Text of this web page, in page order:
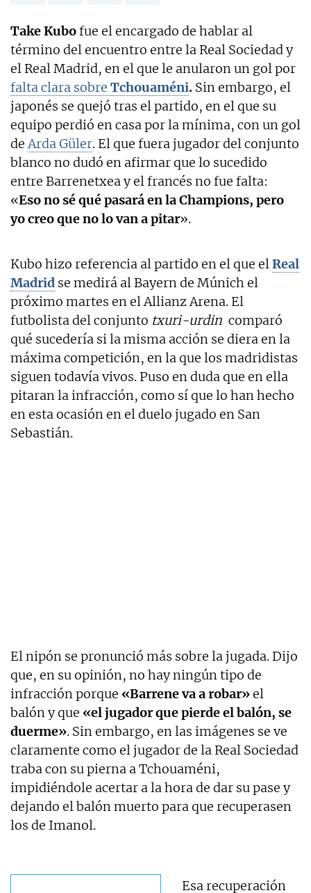
Take Kubofue el encargado de hablar al
término del encuentro entre la Real Sociedad y
el Real Madrid, en el que le anularon un gol por
falta clara sobre Tchouaméni. Sin embargo, el
japonés se quejó tras el partido, en el que su
equipo perdió en casa por la mínima, con un gol
deArda Güler. El que fuera jugador del conjunto
blanco no dudó en afirmar que lo sucedido
entre Barrenetxea y el francés no fue falta:
«Eso no sé qué pasará en la Champions, pero
yo creo que no lo van a pitar».
Kubo hizo referencia al partido en el que elReal
Madrid se medirá al Bayern de Múnich el
próximo martes en el Allianz Arena. El
futbolista del conjunto txuri-urdin comparó
qué sucedería si la misma acción se diera en la
máxima competición, en la que los madridistas
siguen todavía vivos. Puso en duda que en ella
pitaran la infracción, como sí que lo han hecho
en esta ocasión en el duelo jugado en San
Sebastián.
El nipón se pronunció más sobre la jugada. Dijo
que, en su opinión, no hay ningún tipo de
infracción porque «Barrene va a robar»el
balón y que «el jugador que pierde el balón, se
duerme». Sin embargo, en las imágenes se ve
claramente como el jugador de la Real Sociedad
traba con su pierna a Tchouaméni,
impidiéndole acertar a la hora de dar su pase y
dejando el balón muerto para que recuperasen
los de Imanol.
Esa recuperación